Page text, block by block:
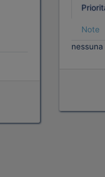
Note
nessuna